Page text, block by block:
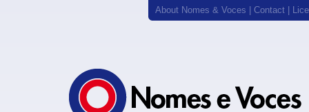
About Nomes & Voces Contact